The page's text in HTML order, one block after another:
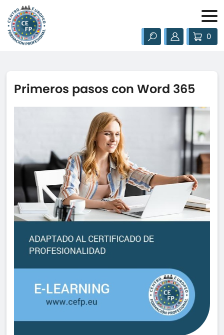
0
Primeros pasos con Word 365